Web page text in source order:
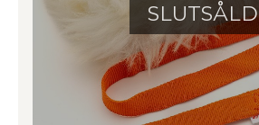
SLUTSÅLD